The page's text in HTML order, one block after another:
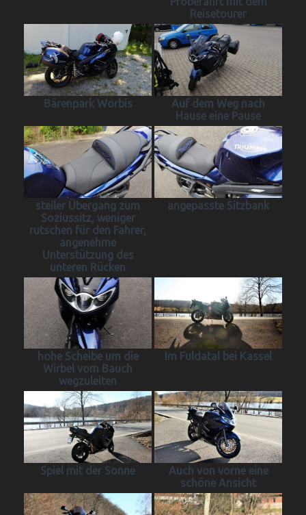
Reisetourer
Bärenpark Worbis
Auf dem Weg nach
Hause eine Pause
steiler Übergang zum
Soziussitz, weniger
rutschen für den Fahrer,
angenehme
Unterstützung des
unteren Rücken
angepasste Sitzbank
hohe Scheibe um die
Wirbel vom Bauch
wegzuleiten
Im Fuldatal bei Kassel
Spiel mit der Sonne
Auch von vorne eine
schöne Ansicht